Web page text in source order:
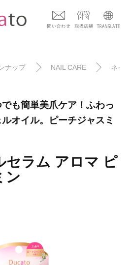
ナップ NAIL CARE ネイ
も簡単美爪ケア！ふわっ
オイル。ピーチジャスミ
セラム アロマ ピ
ン